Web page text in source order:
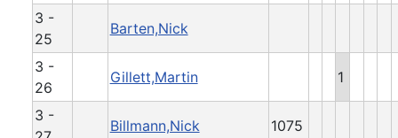
3 -
25
Barten,Nick
3 -
26
Gillett,Martin 1
3 -
Billmann,Nick 1075